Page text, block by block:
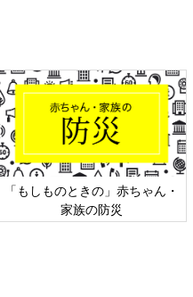
「もしものときの」赤ちゃん・
家族の防災